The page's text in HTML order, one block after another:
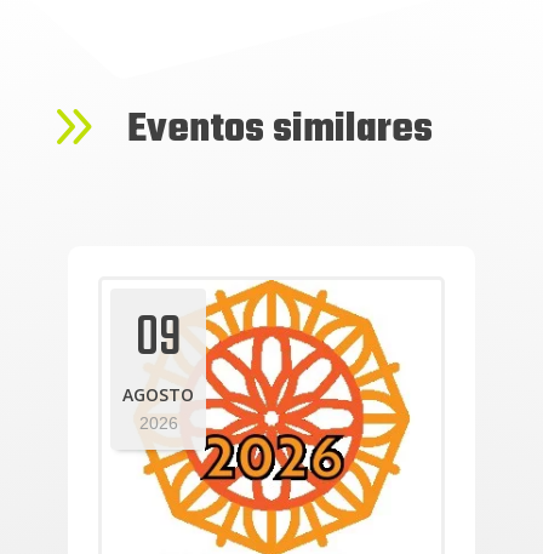
9 Eventos similares
09
AGOSTO
2026